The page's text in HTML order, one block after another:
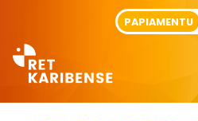
PAPIAMENTU